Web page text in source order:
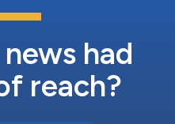
had
reach?